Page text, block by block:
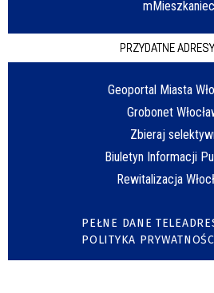
mMieszkaniec
PRZYDATNE
Geoportal Miasta
Grobonet
Zbieraj
Biuletyn Informacji
Rewitalizacja
PEŁNE DANE
POLITYKA